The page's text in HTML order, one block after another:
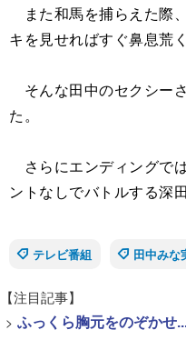
また和馬を捕らえた際
キを見せればすぐ鼻息荒
そんな田中のセクシー
た。
さらにエンディングで
ントなしでバトルする深
テレビ番組
田中みな
【注目記事】
> ふっくら胸元をのぞかせ